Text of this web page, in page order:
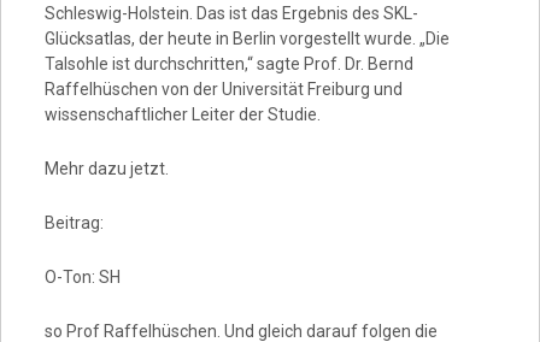
Schleswig-Holstein. Das ist das Ergebnis des SKL-
Glücksatlas, der heute in Berlin vorgestellt wurde. „Die
Talsohle ist durchschritten,“ sagte Prof. Dr. Bernd
Raffelhüschen von der Universität Freiburg und
wissenschaftlicher Leiter der Studie.
Mehr dazu jetzt.
Beitrag:
O-Ton: SH
so Prof Raffelhüschen. Und gleich darauf folgen die